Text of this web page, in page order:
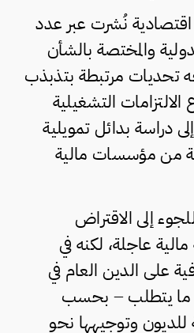
اقتصادية نُشرت عبر عدد
والمختصة بالشأن
تحديات مرتبطة بتذبذب
الالتزامات التشغيلية
دراسة بدائل تمويلية
من مؤسسات مالية
إلى الاقتراض
عاجلة، لكنه في
على الدين العام في
ما يتطلب – بحسب
وتوجيهها نحو